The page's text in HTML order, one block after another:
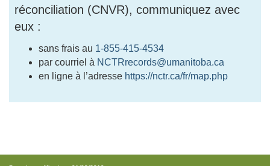
réconciliation (CNVR), communiquez avec
eux :
sans frais au 1-855-415-4534
par courriel à NCTRrecords@umanitoba.ca
en ligne à l’adresse https://nctr.ca/fr/map.php